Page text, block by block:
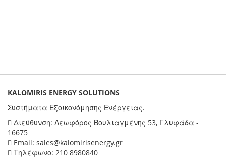
KALOMIRIS ENERGY SOLUTIONS
Συστήματα Εξοικονόμησης Ενέργειας.
Διεύθυνση: Λεωφόρος Βουλιαγμένης 53, Γλυφάδα -
16675
Email: sales@kalomirisenergy.gr
Τηλέφωνο: 210 8980840